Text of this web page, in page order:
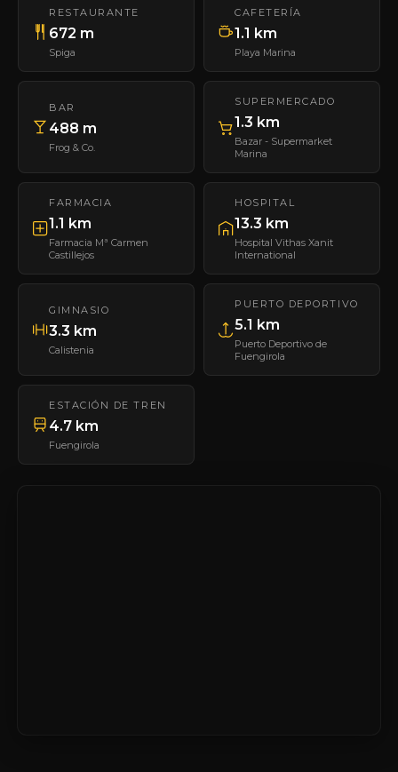
RESTAURANTE
672 m
Spiga
CAFETERÍA
1.1 km
Playa Marina
BAR
488 m
Frog & Co.
SUPERMERCADO
1.3 km
Bazar - Supermarket
Marina
FARMACIA
1.1 km
Farmacia Mª Carmen
Castillejos
HOSPITAL
13.3 km
Hospital Vithas Xanit
International
GIMNASIO
3.3 km
Calistenia
PUERTO DEPORTIVO
5.1 km
Puerto Deportivo de
Fuengirola
ESTACIÓN DE TREN
4.7 km
Fuengirola